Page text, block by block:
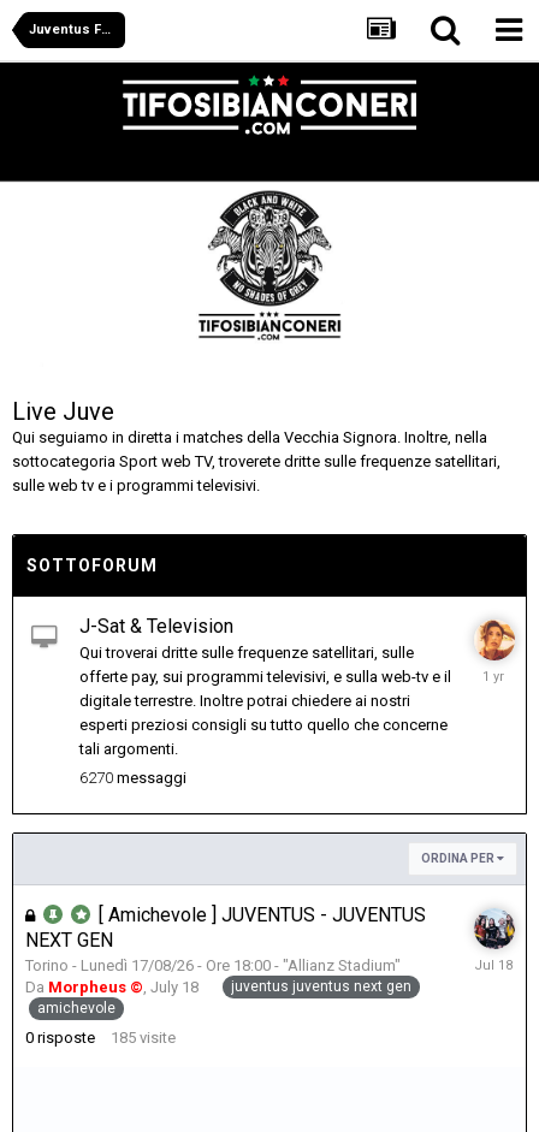
Juventus Forum
Live Juve
Qui seguiamo in diretta i matches della Vecchia Signora. Inoltre, nella
sottocategoria Sport web TV, troverete dritte sulle frequenze satellitari,
sulle web tv e i programmi televisivi.
SOTTOFORUM
J-Sat & Television
Qui troverai dritte sulle frequenze satellitari, sulle
offerte pay, sui programmi televisivi, e sulla web-tv e il
digitale terrestre. Inoltre potrai chiedere ai nostri
esperti preziosi consigli su tutto quello che concerne
tali argomenti.
6270 messaggi
March
ORDINA PER
[ Amichevole ] JUVENTUS - JUVENTUS
NEXT GEN
Torino - Lunedì 17/08/26 - Ore 18:00 - "Allianz Stadium"
Da Morpheus ©, July 18
juventus juventus next gen
amichevole
0 risposte 185 visite
July